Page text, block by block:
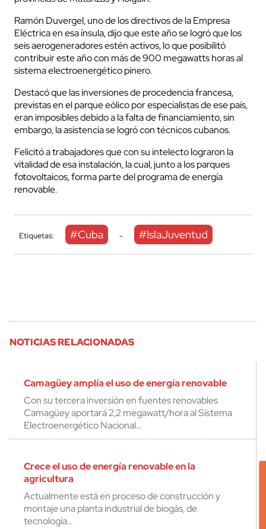
Ramón Duvergel, uno de los directivos de la Empresa
Eléctrica en esa ínsula, dijo que este año se logró que los
seisaerogeneradores estén activos, lo que posibilitó
contribuir este año con más de 900 megawatts horas al
sistema electroenergético pinero.
Destacó que las inversiones de procedencia francesa,
previstas en el parque eólico por especialistas de ese país,
eran imposibles debido a la falta de financiamiento, sin
embargo, la asistencia se logró con técnicos cubanos.
Felicitó a trabajadores que con su intelecto lograron la
vitalidad de esa instalación, la cual, junto a los parques
fotovoltaicos, forma parte del programa de energía
renovable.
Etiquetas: #Cuba - #IslaJuventud
NOTICIAS RELACIONADAS
Camagüey amplía el uso de energía renovable
Con su tercera inversión en fuentes renovables
Camagüey aportará 2,2 megawatt/hora al Sistema
Electroenergético Nacional…
Crece el uso de energía renovable en la
agricultura
Actualmente está en proceso de construcción y
montaje una planta industrial de biogás, de
tecnología…